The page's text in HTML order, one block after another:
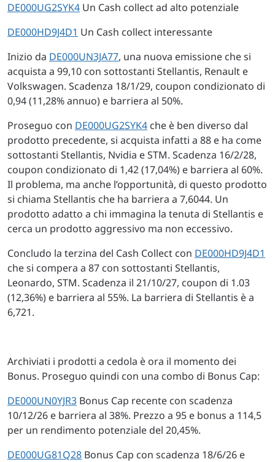
DE000UG2SYK4 Un Cash collect ad alto potenziale
DE000HD9J4D1 Un Cash collect interessante
Inizio da DE000UN3JA77, una nuova emissione che si
acquista a 99,10 con sottostanti Stellantis, Renault e
Volkswagen. Scadenza 18/1/29, coupon condizionato di
0,94 (11,28% annuo) e barriera al 50%.
Proseguo con DE000UG2SYK4 che è ben diverso dal
prodotto precedente, si acquista infatti a 88 e ha come
sottostanti Stellantis, Nvidia e STM. Scadenza 16/2/28,
coupon condizionato di 1,42 (17,04%) e barriera al 60%.
Il problema, ma anche l’opportunità, di questo prodotto
si chiama Stellantis che ha barriera a 7,6044. Un
prodotto adatto a chi immagina la tenuta di Stellantis e
cerca un prodotto aggressivo ma non eccessivo.
Concludo la terzina del Cash Collect con DE000HD9J4D1
che si compera a 87 con sottostanti Stellantis,
Leonardo, STM. Scadenza il 21/10/27, coupon di 1.03
(12,36%) e barriera al 55%. La barriera di Stellantis è a
6,721.
Archiviati i prodotti a cedola è ora il momento dei
Bonus. Proseguo quindi con una combo di Bonus Cap:
DE000UN0YJR3 Bonus Cap recente con scadenza
10/12/26 e barriera al 38%. Prezzo a 95 e bonus a 114,5
per un rendimento potenziale del 20,45%.
DE000UG81Q28 Bonus Cap con scadenza 18/6/26 e